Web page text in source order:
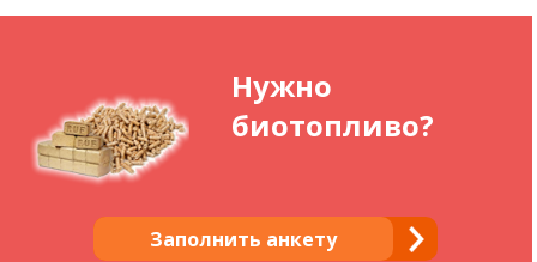
Нужно
биотопливо?
Заполнить анкету